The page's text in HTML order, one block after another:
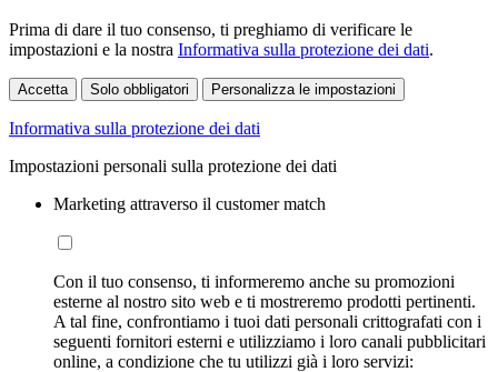
Prima di dare il tuo consenso, ti preghiamo di verificare le
impostazioni e la nostra Informativa sulla protezione dei dati.
Accetta Solo obbligatori Personalizza le impostazioni
Informativa sulla protezione dei dati
Impostazioni personali sulla protezione dei dati
Marketing attraverso il customer match
Con il tuo consenso, ti informeremo anche su promozioni
esterne al nostro sito web e ti mostreremo prodotti pertinenti.
A tal fine, confrontiamo i tuoi dati personali crittografati con i
seguenti fornitori esterni e utilizziamo i loro canali pubblicitari
online, a condizione che tu utilizzi già i loro servizi: